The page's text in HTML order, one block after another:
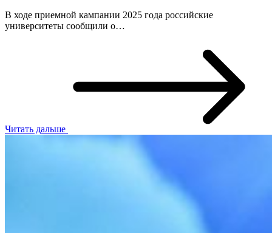
В ходе приемной кампании 2025 года российские
университеты сообщили о…
Читать дальше